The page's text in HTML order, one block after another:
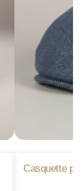
Casquette